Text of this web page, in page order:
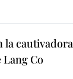
la cautivadora
Lang Co